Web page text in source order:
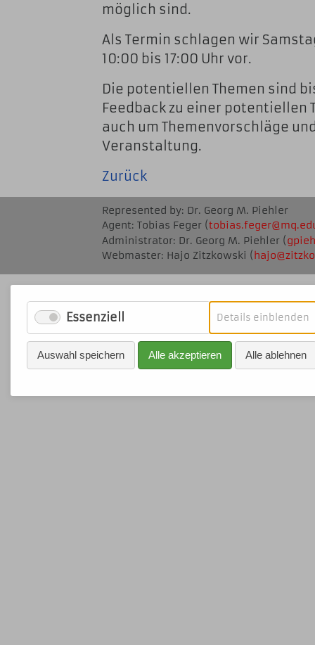
möglich sind.
Als Termin schlagen wir
10:00 bis 17:00 Uhr vor.
Die potentiellen Themen sind
Feedback zu einer potentiellen
auch um Themenvorschläge
Veranstaltung.
Zurück
Represented by: Dr. Georg M. Piehler
Agent: Tobias Feger (tobias.feger@mq
Administrator: Dr. Georg M. Piehler (gpie
Webmaster: Hajo Zitzkowski ( hajo@zitz
Essenziell Details einblenden
Auswahl speichern Alle akzeptieren Alle ablehnen